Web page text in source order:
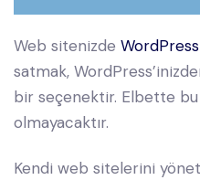
Web sitenizde
satmak,
bir seçenektir. Elbette
olmayacaktır.
Kendi web sitelerini